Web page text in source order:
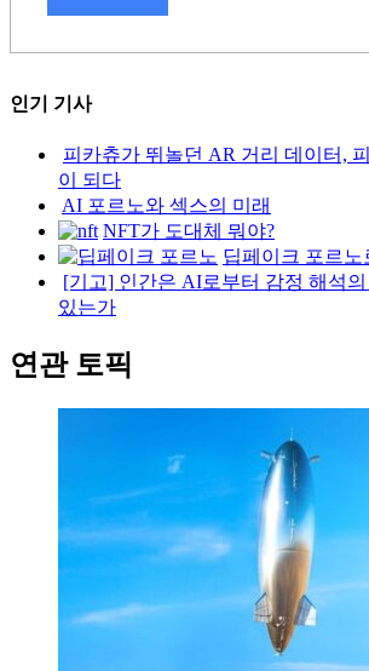
인기 기사
피카츄가 뛰놀던 AR 거리 데이터,
이 되다
AI 포르노와 섹스의 미래
NFT가 도대체 뭐야?
딥페이크 포르
[기고] 인간은 AI로부터 감정 해석
있는가
연관 토픽